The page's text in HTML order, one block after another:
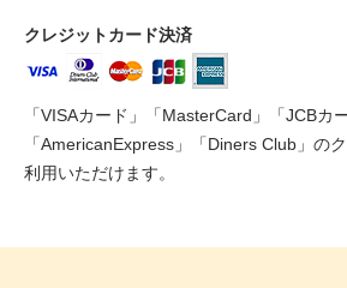
クレジットカード決済
「VISAカード」「MasterCard」「JCBカー
「AmericanExpress」「Diners Club」の
利用いただけます。